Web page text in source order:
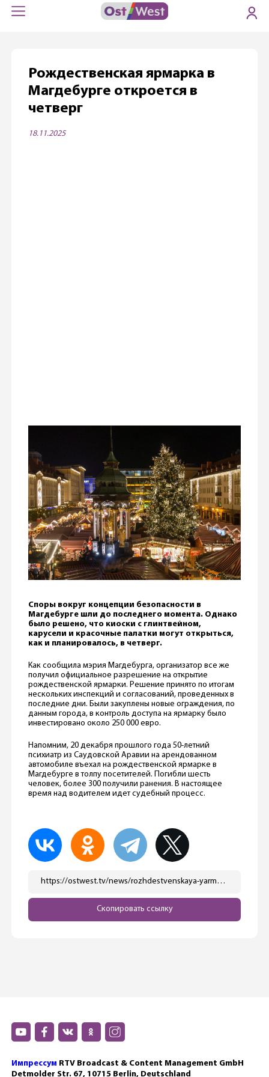
Рождественская ярмарка в
Магдебурге откроется в
четверг
18.11.2025
Споры вокруг концепции безопасности в
Магдебурге шли до последнего момента. Однако
было решено, что киоски с глинтвейном,
карусели и красочные палатки могут открыться,
как и планировалось, в четверг.
Как сообщила мэрия Магдебурга, организатор все же
получил официальное разрешение на открытие
рождественской ярмарки. Решение принято по итогам
нескольких инспекций и согласований, проведенных в
последние дни. Были закуплены новые ограждения, по
данным города, в контроль доступа на ярмарку было
инвестировано около 250 000 евро.
Напомним, 20 декабря прошлого года 50-летний
психиатр из Саудовской Аравии на арендованном
автомобиле въехал на рождественской ярмарке в
Магдебурге в толпу посетителей. Погибли шесть
человек, более 300 получили ранения. В настоящее
время над водителем идет судебный процесс.
https://ostwest.tv/news/rozhdestvenskaya-yarmarka-v-magdeburge-otkroetsya-v-chetverg/
Скопировать ссылку
Импрессум RTV Broadcast & Content Management GmbH
Detmolder Str. 67, 10715 Berlin, Deutschland